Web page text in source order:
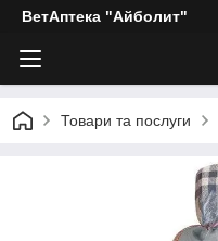
ВетАптека "Айболит"
Товари та послуги